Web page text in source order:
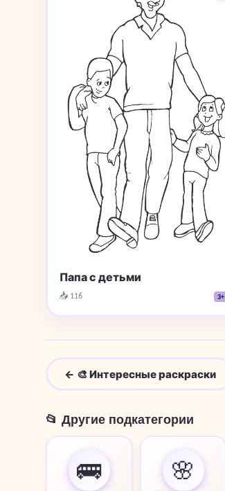
Папа с детьми
📥 116 3+
← 🎨 Интересные раскраски
📂 Другие подкатегории
🚌 🌸